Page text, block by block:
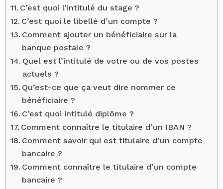
C’est quoi l’intitulé du stage ?
C’est quoi le libellé d’un compte ?
Comment ajouter un bénéficiaire sur la
banque postale ?
Quel est l’intitulé de votre ou de vos postes
actuels ?
Qu’est-ce que ça veut dire nommer ce
bénéficiaire ?
C’est quoi intitulé diplôme ?
Comment connaître le titulaire d’un IBAN ?
Comment savoir qui est titulaire d’un compte
bancaire ?
Comment connaître le titulaire d’un compte
bancaire ?